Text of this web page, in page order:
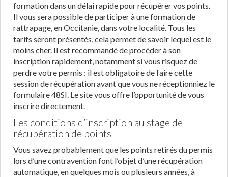
formation dans un délai rapide pour récupérer vos points.
Il vous sera possible de participer à une formation de
rattrapage, en Occitanie, dans votre localité. Tous les
tarifs seront présentés, cela permet de savoir lequel est le
moins cher. Il est recommandé de procéder à son
inscription rapidement, notamment si vous risquez de
perdre votre permis : il est obligatoire de faire cette
session de récupération avant que vous ne réceptionniez le
formulaire 48SI. Le site vous offre l’opportunité de vous
inscrire directement.
Les conditions d’inscription au stage de
récupération de points
Vous savez probablement que les points retirés du permis
lors d’une contravention font l’objet d’une récupération
automatique, en quelques mois ou plusieurs années, à